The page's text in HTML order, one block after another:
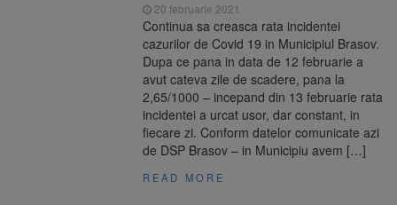
20 februarie 2021
Continua sa creasca rata incidentei
cazurilor de Covid 19 in Municipiul Brasov.
Dupa ce pana in data de 12 februarie a
avut cateva zile de scadere, pana la
2,65/1000 – incepand din 13 februarie rata
incidentei a urcat usor, dar constant, in
fiecare zi. Conform datelor comunicate azi
de DSP Brasov – in Municipiu avem […]
READ MORE